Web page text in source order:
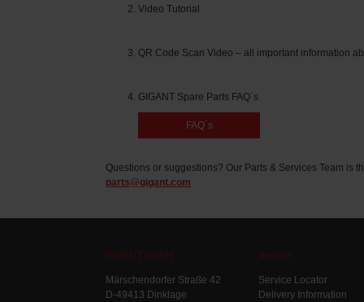
Video Tutorial
QR Code Scan Video – all important information
GIGANT Spare Parts FAQ´s
FAQ´s
Questions or suggestions? Our Parts & Services Team is
parts@gigant.com
GIGANT GmbH
Märschendorfer Straße 42
D-49413 Dinklage
Service
Service Locator
Delivery Information